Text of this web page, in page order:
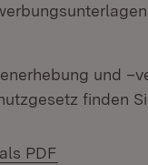
und
finden
PDF